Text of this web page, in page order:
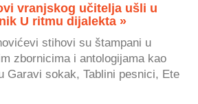
vranjskog učitelja ušli u
U ritmu dijalekta »
stihovi su štampani u
zbornicima i antologijama kao
Garavi sokak, Tablini pesnici, Ete